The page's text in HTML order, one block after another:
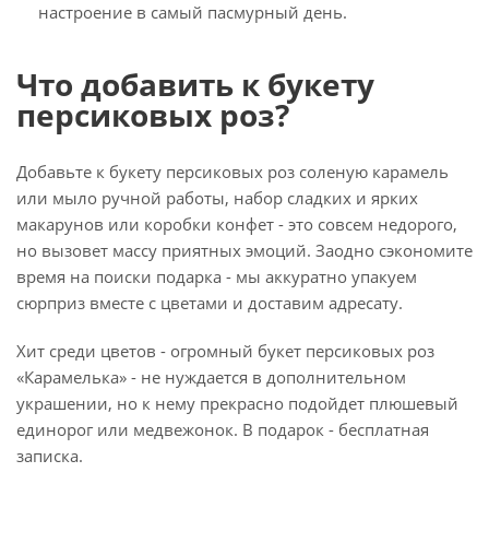
настроение в самый пасмурный день.
Что добавить к букету
персиковых роз?
Добавьте к букету персиковых роз соленую карамель
или мыло ручной работы, набор сладких и ярких
макарунов или коробки конфет - это совсем недорого,
но вызовет массу приятных эмоций. Заодно сэкономите
время на поиски подарка - мы аккуратно упакуем
сюрприз вместе с цветами и доставим адресату.
Хит среди цветов - огромный букет персиковых роз
«Карамелька» - не нуждается в дополнительном
украшении, но к нему прекрасно подойдет плюшевый
единорог или медвежонок. В подарок - бесплатная
записка.